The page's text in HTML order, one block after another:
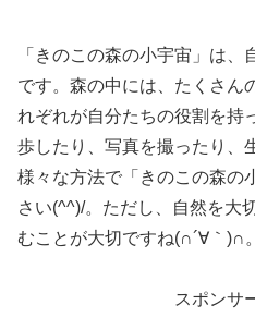
「きのこの森の小宇宙」は
です。森の中には、たくさん
れぞれが自分たちの役割を持
歩したり、写真を撮ったり、
様々な方法で「きのこの森の
さい(^^)/。ただし、自然を大
むことが大切ですね(∩´∀｀)∩。
スポンサ